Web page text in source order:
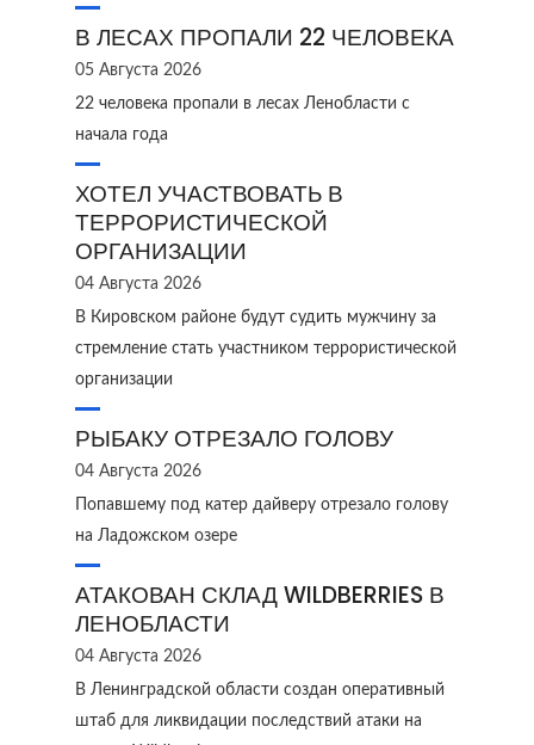
В ЛЕСАХ ПРОПАЛИ 22 ЧЕЛОВЕКА
05 Августа 2026
22 человека пропали в лесах Ленобласти с
начала года
ХОТЕЛ УЧАСТВОВАТЬ В
ТЕРРОРИСТИЧЕСКОЙ
ОРГАНИЗАЦИИ
04 Августа 2026
В Кировском районе будут судить мужчину за
стремление стать участником террористической
организации
РЫБАКУ ОТРЕЗАЛО ГОЛОВУ
04 Августа 2026
Попавшему под катер дайверу отрезало голову
на Ладожском озере
АТАКОВАН СКЛАД WILDBERRIES В
ЛЕНОБЛАСТИ
04 Августа 2026
В Ленинградской области создан оперативный
штаб для ликвидации последствий атаки на